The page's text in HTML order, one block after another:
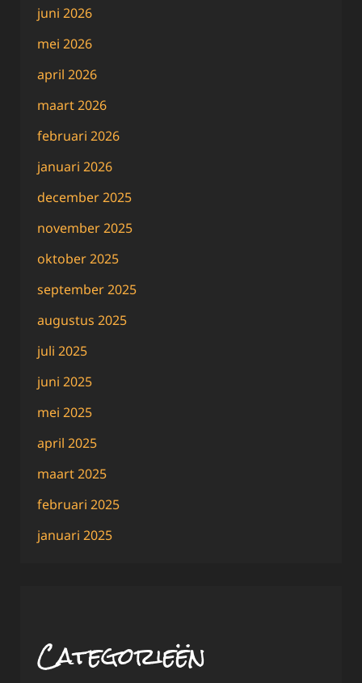
juni 2026
mei 2026
april 2026
maart 2026
februari 2026
januari 2026
december 2025
november 2025
oktober 2025
september 2025
augustus 2025
juli 2025
juni 2025
mei 2025
april 2025
maart 2025
februari 2025
januari 2025
Categorieën